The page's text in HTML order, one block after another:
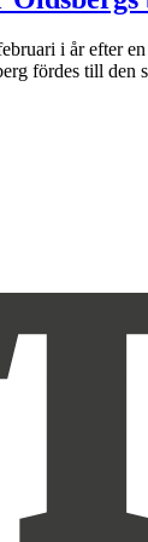
i år efter
fördes till